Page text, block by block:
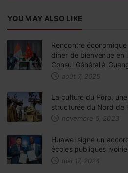
YOU MAY ALSO LIKE
Rencontre
dîner de bienvenue en
Consul Général à
août 7, 2025
La culture du Poro,
structurée du Nord de
novembre 6, 2023
Huawei signe un
écoles publiques
mai 17, 2024